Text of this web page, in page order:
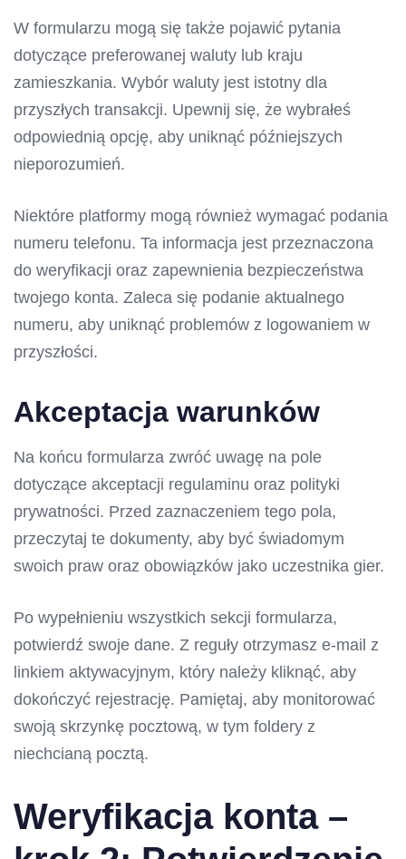
W formularzu mogą się także pojawić pytania
dotyczące preferowanej waluty lub kraju
zamieszkania. Wybór waluty jest istotny dla
przyszłych transakcji. Upewnij się, że wybrałeś
odpowiednią opcję, aby uniknąć późniejszych
nieporozumień.
Niektóre platformy mogą również wymagać podania
numeru telefonu. Ta informacja jest przeznaczona
do weryfikacji oraz zapewnienia bezpieczeństwa
twojego konta. Zaleca się podanie aktualnego
numeru, aby uniknąć problemów z logowaniem w
przyszłości.
Akceptacja warunków
Na końcu formularza zwróć uwagę na pole
dotyczące akceptacji regulaminu oraz polityki
prywatności. Przed zaznaczeniem tego pola,
przeczytaj te dokumenty, aby być świadomym
swoich praw oraz obowiązków jako uczestnika gier.
Po wypełnieniu wszystkich sekcji formularza,
potwierdź swoje dane. Z reguły otrzymasz e-mail z
linkiem aktywacyjnym, który należy kliknąć, aby
dokończyć rejestrację. Pamiętaj, aby monitorować
swoją skrzynkę pocztową, w tym foldery z
niechcianą pocztą.
Weryfikacja konta –